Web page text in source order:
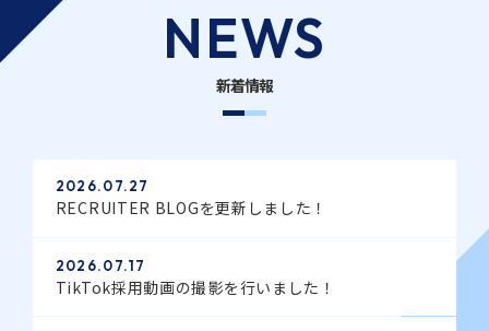
NEWS
新着情報
2026.07.27
RECRUITER BLOGを更新しました！
2026.07.17
TikTok採用動画の撮影を行いました！